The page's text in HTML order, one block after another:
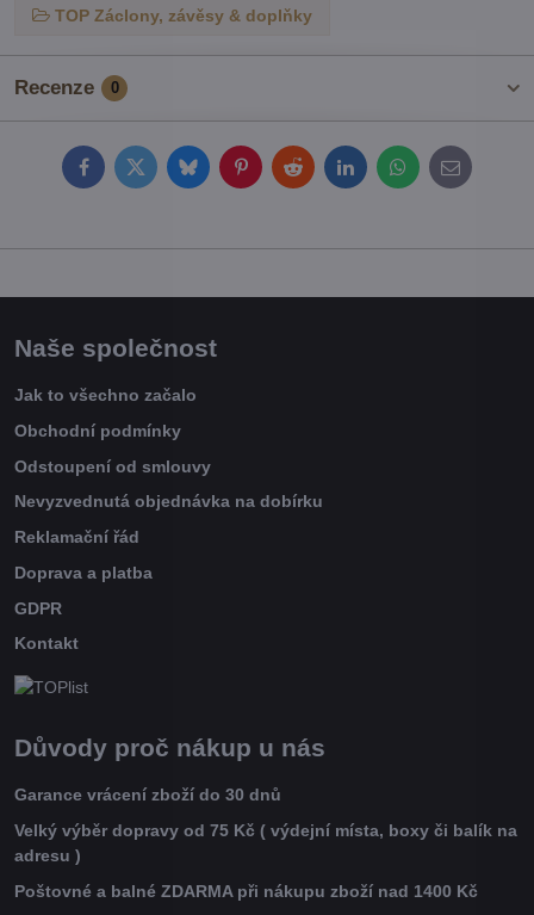
TOP Záclony, závěsy & doplňky
Recenze 0
FacebookTwitterBlueskyPinterestRedditLinkedInWhatsApp
E-
mail
Naše společnost
Jak to všechno začalo
Obchodní podmínky
Odstoupení od smlouvy
Nevyzvednutá objednávka na dobírku
Reklamační řád
Doprava a platba
GDPR
Kontakt
Důvody proč nákup u nás
Garance vrácení zboží do 30 dnů
Velký výběr dopravy od 75 Kč ( výdejní místa, boxy či balík na
adresu )
Poštovné a balné ZDARMA při nákupu zboží nad 1400 Kč